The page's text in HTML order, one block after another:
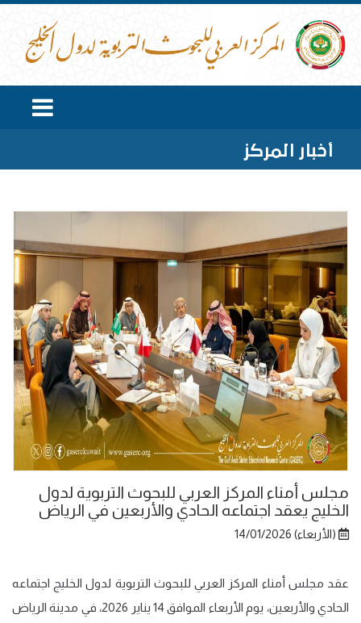
أخبار المركز
مجلس أمناء المركز العربي للبحوث التربوية لدول
الخليج يعقد اجتماعه الحادي والأربعين في الرياض
(الأربعاء) 14/01/2026
عقد مجلس أمناء المركز العربي للبحوث التربوية لدول الخليج اجتماعه
الحادي والأربعين، يوم الأربعاء الموافق 14 يناير 2026، في مدينة الرياض